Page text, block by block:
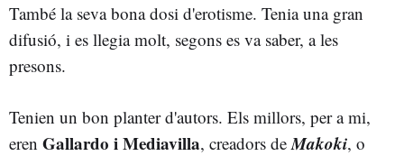
També la seva bona dosi d'erotisme. Tenia una gran
difusió, i es llegia molt, segons es va saber, a les
presons.
Tenien un bon planter d'autors. Els millors, per a mi,
eren Gallardo i Mediavilla, creadors de Makoki, o